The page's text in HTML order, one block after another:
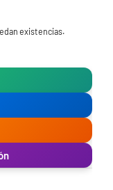
existencias.